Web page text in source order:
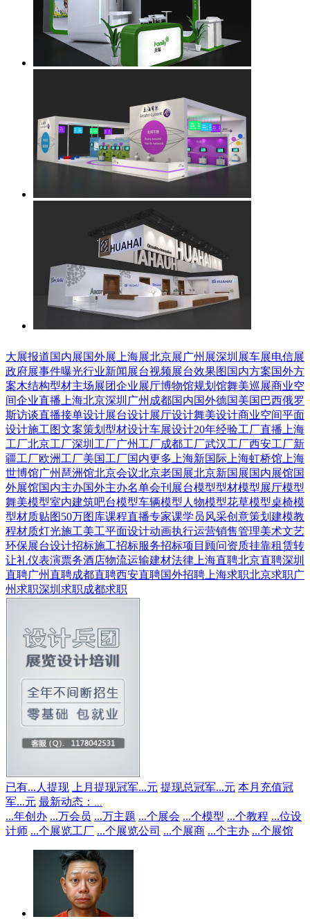
大展报道国内展国外展 上海展北京展广州展深圳展车展电信展
政府展事件曝光行业新闻 展台视频展台效果图 国内方案国外方
案木结构型材主场展团企业展厅博物馆规划馆舞美巡展商业空
间企业直播 上海北京深圳 广州 成都国内国外德国美国 巴西俄罗
斯访谈直播接单设计展台设计展厅设计舞美设计商业空间平面
设计施工图文案策划 型材设计车展设计20年经验工厂直播 上海
工厂北京工厂深圳工厂广州工厂成都工厂武汉工厂西安工厂新
疆工厂欧洲工厂美国工厂国内更多 上海新国际 上海虹桥馆 上海
世博馆广州琶洲馆北京会议北京老国展北京新国展国内展馆国
外展馆国内主办国外主办名单会刊 展台模型型材模型展厅模型
舞美模型室内建筑吧台模型车辆模型 人物模型花草模型桌椅模
型材质贴图50万图库课程直播专家课学员风采创意策划 建模教
程材质灯光施工美工平面设计动画执行运营销售管理美术文艺
环保展台设计招标施工招标服务招标项目顾问资质挂靠租赁转
让礼仪表演票务酒店物流运输建材法律 上海直聘北京直聘深圳
直聘广州直聘成都直聘西安直聘国外招聘 上海求职北京求职广
州求职深圳求职成都求职
已有... 人提现 上月提现冠军...元 提现总冠军...元 本月充值冠
军...元 最新动态：
...年创办 ...万会员 ...万主题 ...个展会 ...个模型 ...个教程 ...位设
计师 ...个展览工厂 ...个展览公司 ...个展商 ...个主办 ...个展馆